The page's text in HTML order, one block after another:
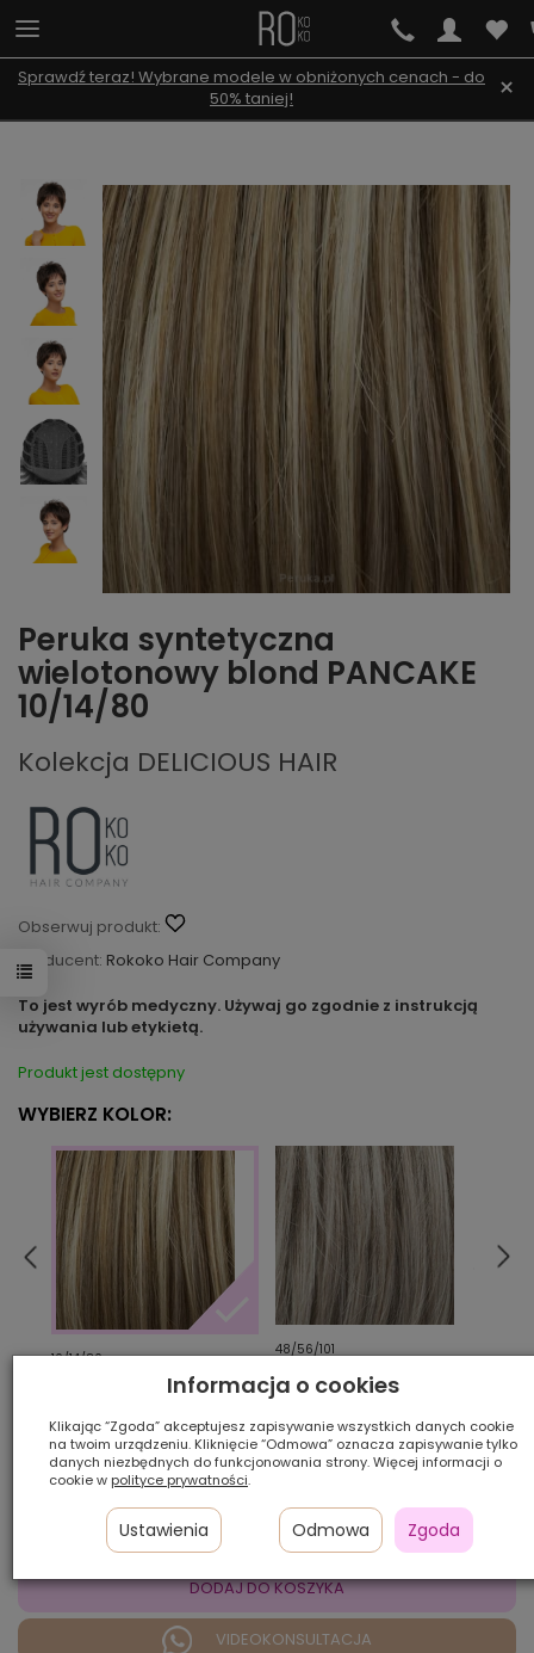
Sprawdź teraz! Wybrane modele w obniżonych cenach - do
50% taniej!
×
Peruka syntetyczna
wielotonowy blond PANCAKE
10/14/80
Kolekcja DELICIOUS HAIR
Obserwuj produkt:
Producent: Rokoko Hair Company
To jest wyrób medyczny. Używaj go zgodnie z instrukcją
używania lub etykietą.
Produkt jest dostępny
WYBIERZ KOLOR:
10/14/80
48/56/101
Ilość szt.:
700,00 zł
DODAJ DO KOSZYKA
VIDEOKONSULTACJA
Informacja o cookies
Klikając “Zgoda” akceptujesz zapisywanie wszystkich danych cookie
na twoim urządzeniu. Kliknięcie “Odmowa” oznacza zapisywanie tylko
danych niezbędnych do funkcjonowania strony. Więcej informacji o
cookie w polityce prywatności.
Ustawienia Odmowa Zgoda